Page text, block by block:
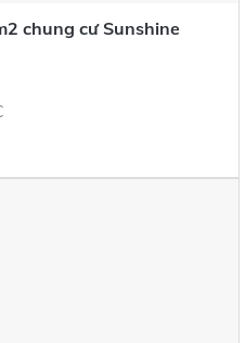
chung cư Sunshine